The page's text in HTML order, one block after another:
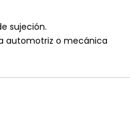
sujeción.
automotriz o mecánica